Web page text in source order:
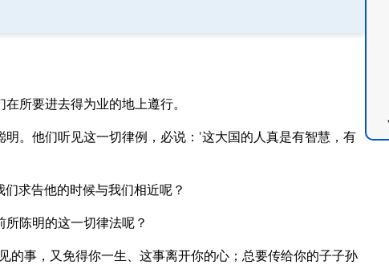
所要进去得为业的地上遵行。
。他们听见这一切律例，必说：‘这大国的人真是有智慧，有
求告他的时候与我们相近呢？
陈明的这一切律法呢？
的事，又免得你一生、这事离开你的心；总要传给你的子子孙